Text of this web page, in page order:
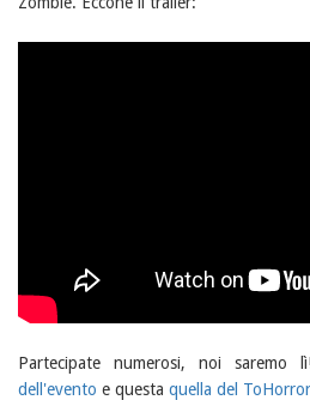
Partecipate numerosi, noi saremo
dell'evento e questa quella del